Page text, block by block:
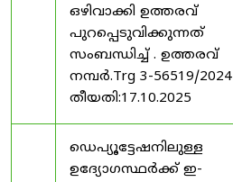
ഒഴിവാക്കി ഉത്തരവ്
പുറപ്പെടുവിക്കുന്നത്
സംബന്ധിച്ച് . ഉത്തരവ്
നമ്പർ.Trg 3-56519/2024
തീയതി:17.10.2025
ഡെപ്യൂട്ടേഷനിലുള്ള
ഉദ്യോഗസ്ഥർക്ക് ഇ-